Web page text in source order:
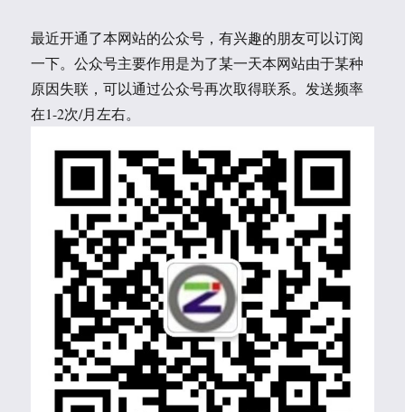
最近开通了本网站的公众号，有兴趣的朋友可以订阅
一下。公众号主要作用是为了某一天本网站由于某种
原因失联，可以通过公众号再次取得联系。发送频率
在1-2次/月左右。